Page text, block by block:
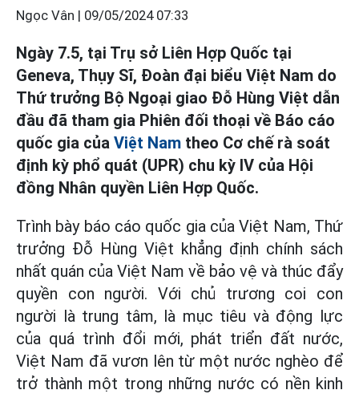
Ngọc Vân | 09/05/2024 07:33
Ngày 7.5, tại Trụ sở Liên Hợp Quốc tại
Geneva, Thụy Sĩ, Đoàn đại biểu Việt Nam do
Thứ trưởng Bộ Ngoại giao Đỗ Hùng Việt dẫn
đầu đã tham gia Phiên đối thoại về Báo cáo
quốc gia của Việt Nam theo Cơ chế rà soát
định kỳ phổ quát (UPR) chu kỳ IV của Hội
đồng Nhân quyền Liên Hợp Quốc.
Trình bày báo cáo quốc gia của Việt Nam, Thứ
trưởng Đỗ Hùng Việt khẳng định chính sách
nhất quán của Việt Nam về bảo vệ và thúc đẩy
quyền con người. Với chủ trương coi con
người là trung tâm, là mục tiêu và động lực
của quá trình đổi mới, phát triển đất nước,
Việt Nam đã vươn lên từ một nước nghèo để
trở thành một trong những nước có nền kinh